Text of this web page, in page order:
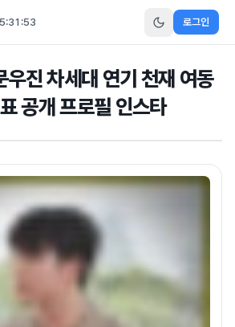
로그인
우진 차세대 연기 천재 여동
공개 프로필 인스타